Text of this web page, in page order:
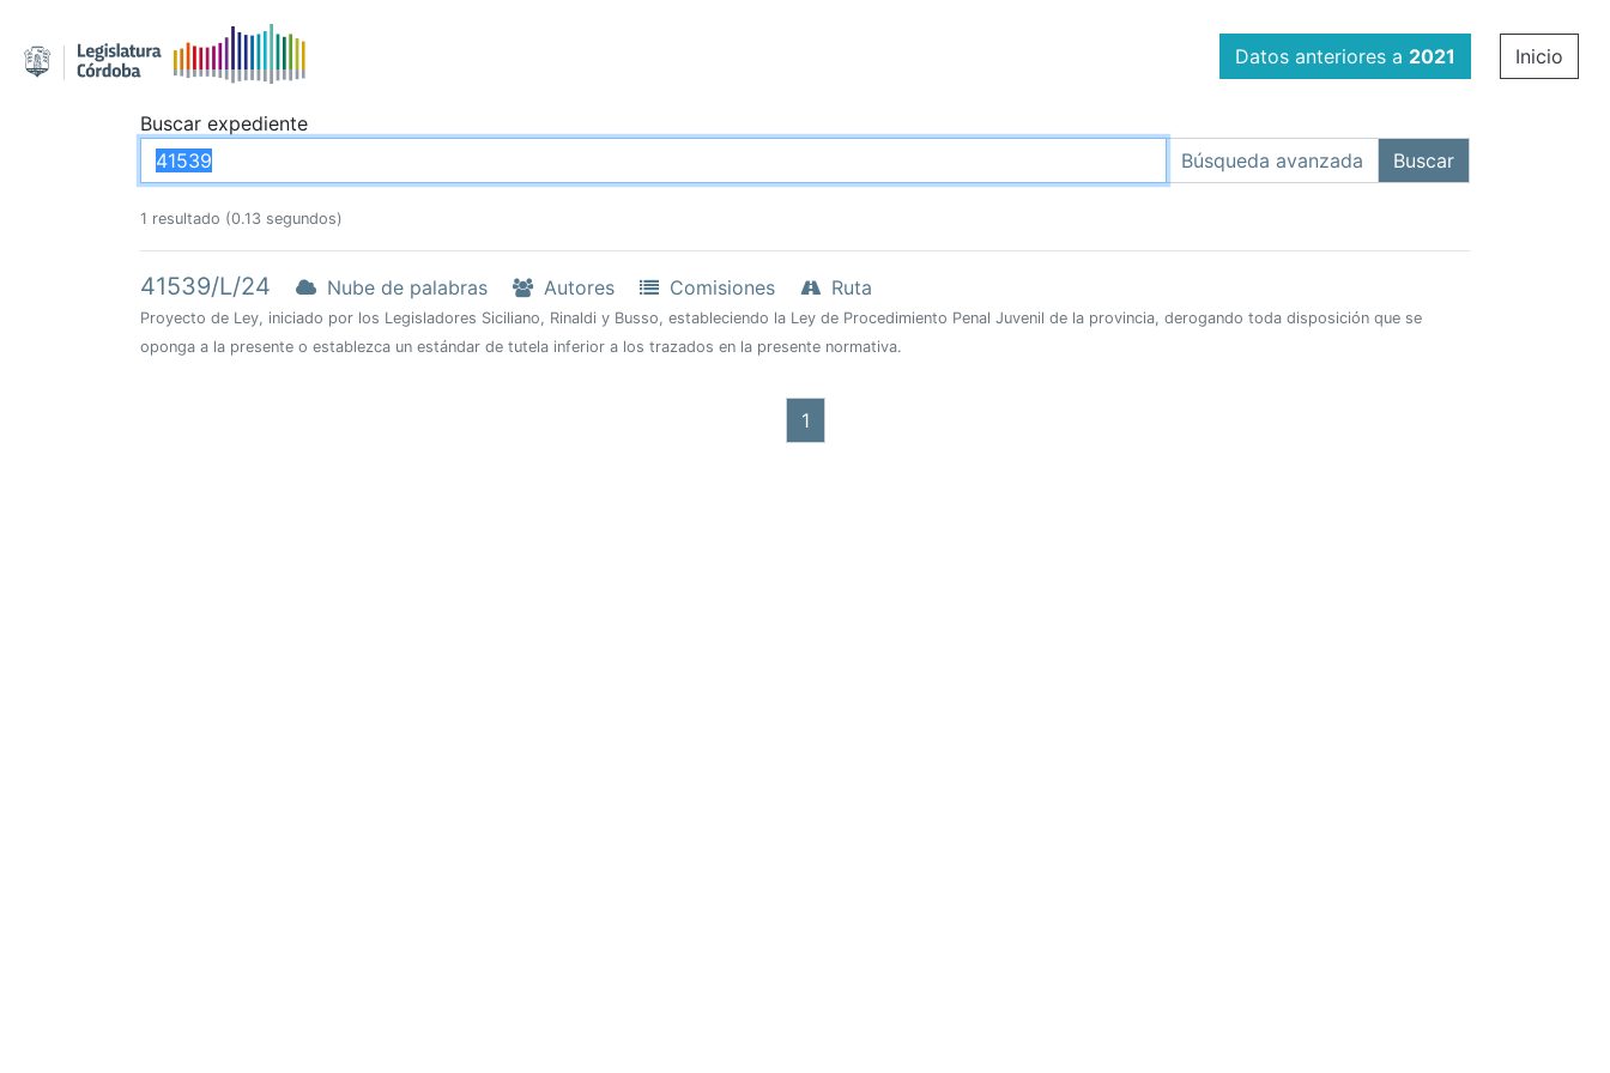
Datos anteriores a 2021 Inicio
Buscar expediente
1 resultado (0.13 segundos)
41539/L/24 Nube de palabras Autores Comisiones Ruta
Proyecto de Ley, iniciado por los Legisladores Siciliano, Rinaldi y Busso, estableciendo la Ley de Procedimiento Penal Juvenil de la provincia, derogando toda disposición que se
oponga a la presente o establezca un estándar de tutela inferior a los trazados en la presente normativa.
1